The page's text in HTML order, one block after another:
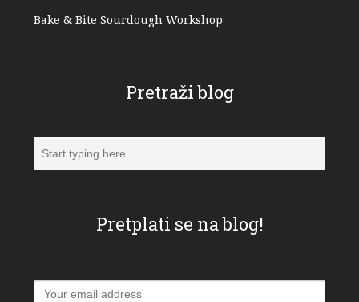
Bake & Bite Sourdough Workshop
Pretraži blog
Pretplati se na blog!